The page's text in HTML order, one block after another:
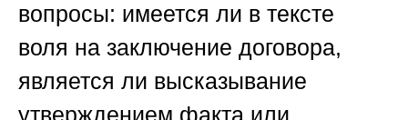
вопросы: имеется ли в тексте
воля на заключение договора,
является ли высказывание
утверждением факта или